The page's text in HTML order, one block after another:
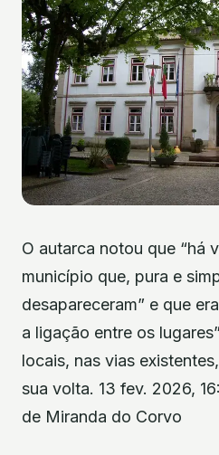
O autarca notou que “há
município que, pura e
desapareceram” e que
a ligação entre os
locais, nas vias
sua volta. 13 fev. 2026,
de Miranda do Corvo